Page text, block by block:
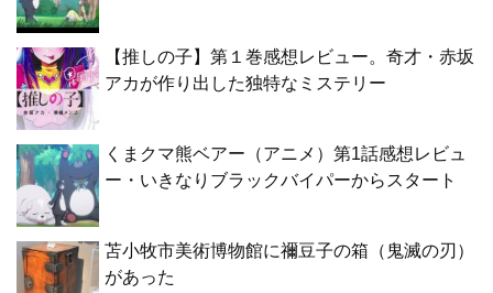
【推しの子】第１巻感想レビュー。奇才・赤坂
アカが作り出した独特なミステリー
くまクマ熊ベアー（アニメ）第1話感想レビュ
ー・いきなりブラックバイパーからスタート
苫小牧市美術博物館に禰豆子の箱（鬼滅の刃）
があった